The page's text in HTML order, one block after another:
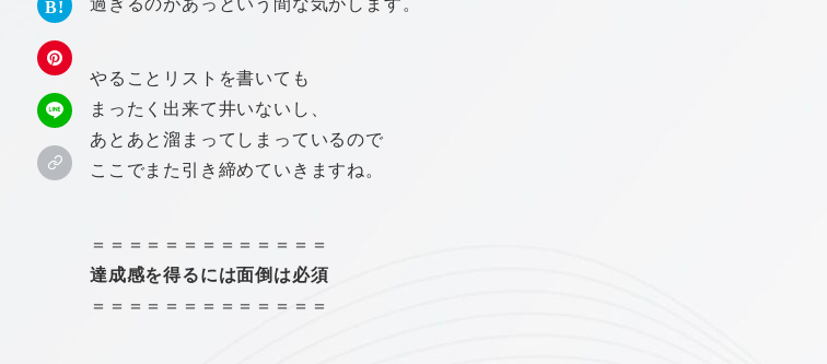
やることリストを書いても
まったく出来て井いないし、
あとあと溜まってしまっているので
ここでまた引き締めていきますね。
＝＝＝＝＝＝＝＝＝＝＝＝＝
達成感を得るには面倒は必須
＝＝＝＝＝＝＝＝＝＝＝＝＝